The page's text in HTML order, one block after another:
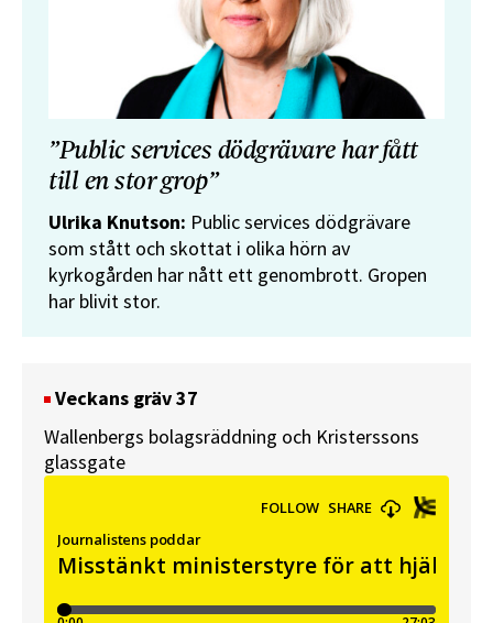
”Public services dödgrävare har fått
till en stor grop”
Ulrika Knutson: Public services dödgrävare
som stått och skottat i olika hörn av
kyrkogården har nått ett genombrott. Gropen
har blivit stor.
Veckans gräv 37
Wallenbergs bolagsräddning och Kristerssons
glassgate